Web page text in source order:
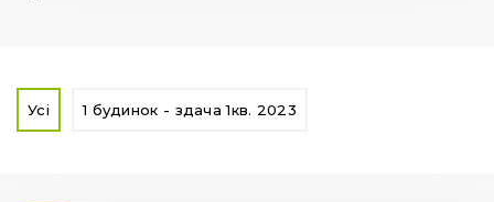
Усі 1 будинок - здача 1кв. 2023